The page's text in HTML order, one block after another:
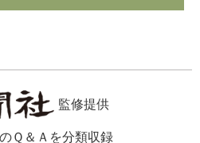
監修提供
Ｑ＆Ａを分類収録